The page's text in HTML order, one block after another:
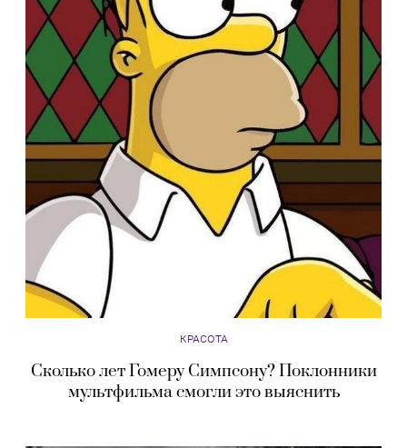
КРАСОТА
Сколько лет Гомеру Симпсону? Поклонники
мультфильма смогли это выяснить